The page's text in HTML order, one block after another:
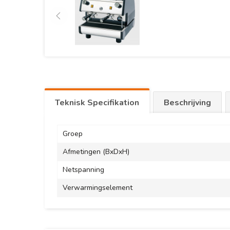
Teknisk Specifikation Beschrijving
Groep
Afmetingen (BxDxH)
Netspanning
Verwarmingselement